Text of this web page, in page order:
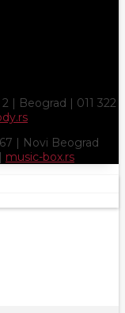
| Beograd | 011 322
| Novi Beograd
| music-box.rs